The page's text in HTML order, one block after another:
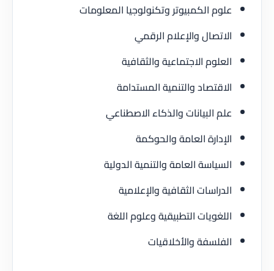
علوم الكمبيوتر وتكنولوجيا المعلومات
الاتصال والإعلام الرقمي
العلوم الاجتماعية والثقافية
الاقتصاد والتنمية المستدامة
علم البيانات والذكاء الاصطناعي
الإدارة العامة والحوكمة
السياسة العامة والتنمية الدولية
الدراسات الثقافية والإعلامية
اللغويات التطبيقية وعلوم اللغة
الفلسفة والأخلاقيات